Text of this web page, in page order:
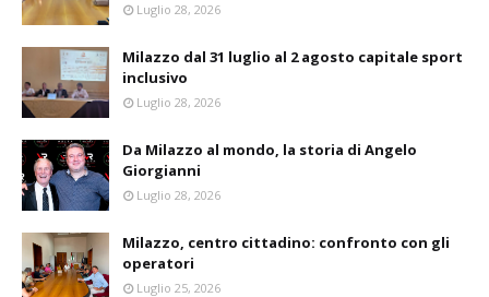
Luglio 28, 2026
Milazzo dal 31 luglio al 2 agosto capitale sport
inclusivo
Luglio 28, 2026
Da Milazzo al mondo, la storia di Angelo
Giorgianni
Luglio 28, 2026
Milazzo, centro cittadino: confronto con gli
operatori
Luglio 25, 2026